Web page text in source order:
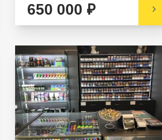
650 000 ₽